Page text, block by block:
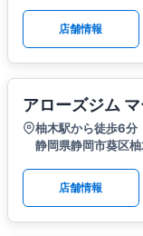
店舗情報
アローズジム
柚木駅から徒歩6分
静岡県静岡市葵区
店舗情報